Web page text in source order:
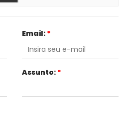
Email: *
Assunto: *